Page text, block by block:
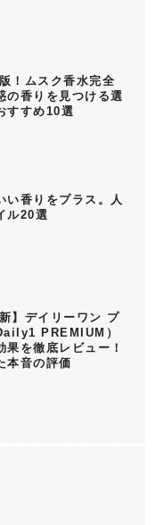
！ムスク香水完全
の香りを見つける選
すすめ10選
い香りをプラス。人
ル20選
】デイリーワン プ
PREMIUM）
果を徹底レビュー！
本音の評価